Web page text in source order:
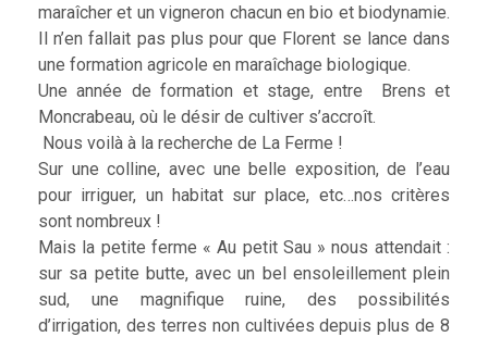
maraîcher et un vigneron chacun en bio et biodynamie.
Il n’en fallait pas plus pour que Florent se lance dans
une formation agricole en maraîchage biologique.
Une année de formation et stage, entre Brens et
Moncrabeau, où le désir de cultiver s’accroît.
Nous voilà à la recherche de La Ferme !
Sur une colline, avec une belle exposition, de l’eau
pour irriguer, un habitat sur place, etc…nos critères
sont nombreux !
Mais la petite ferme « Au petit Sau » nous attendait :
sur sa petite butte, avec un bel ensoleillement plein
sud, une magnifique ruine, des possibilités
d’irrigation, des terres non cultivées depuis plus de 8